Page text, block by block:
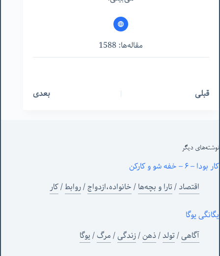
مقاله‌ها: 1588
قبلی بعدی
نوشته‌های‌ دیگر
کار بودا – ۶ – خفه شو و کارکن
اقتصاد/تارا و بچه‌ها/خانواده،ازدواج/روابط/کار
یگانگی یوگا
آگاهی/تولد/ذهن/زندگی/مرگ/یوگا